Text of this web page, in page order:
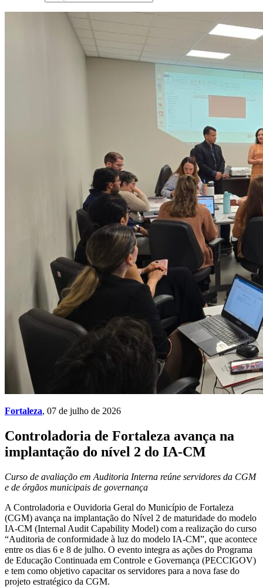
Fortaleza, 07 de julho de 2026
Controladoria de Fortaleza avança na
implantação do nível 2 do IA-CM
Curso de avaliação em Auditoria Interna reúne servidores da CGM
e de órgãos municipais de governança
A Controladoria e Ouvidoria Geral do Município de Fortaleza
(CGM) avança na implantação do Nível 2 de maturidade do modelo
IA-CM (Internal Audit Capability Model) com a realização do curso
“Auditoria de conformidade à luz do modelo IA-CM”, que acontece
entre os dias 6 e 8 de julho. O evento integra as ações do Programa
de Educação Continuada em Controle e Governança (PECCIGOV)
e tem como objetivo capacitar os servidores para a nova fase do
projeto estratégico da CGM.